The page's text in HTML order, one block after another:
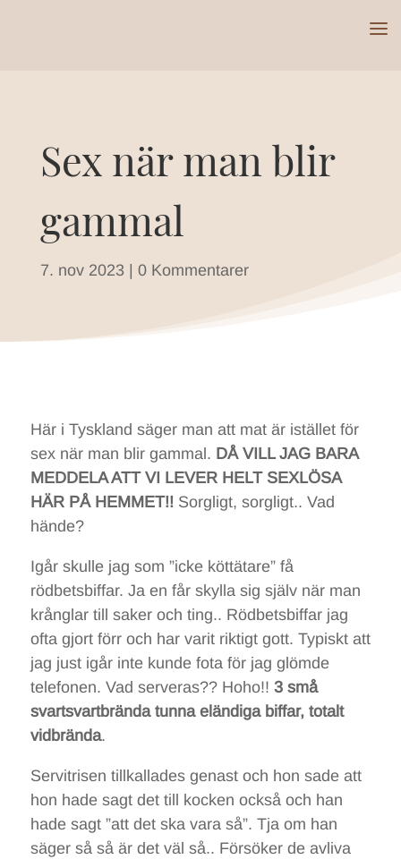
Sex när man blir
gammal
7. nov 2023| 0 Kommentarer
Här i Tyskland säger man att mat är istället för
sex när man blir gammal. DÅ VILL JAG BARA
MEDDELA ATT VI LEVER HELT SEXLÖSA
HÄR PÅ HEMMET!! Sorgligt, sorgligt.. Vad
hände?
Igår skulle jag som ”icke köttätare” få
rödbetsbiffar. Ja en får skylla sig själv när man
krånglar till saker och ting.. Rödbetsbiffar jag
ofta gjort förr och har varit riktigt gott. Typiskt att
jag just igår inte kunde fota för jag glömde
telefonen. Vad serveras?? Hoho!! 3 små
svartsvartbrända tunna eländiga biffar, totalt
vidbrända.
Servitrisen tillkallades genast och hon sade att
hon hade sagt det till kocken också och han
hade sagt ”att det ska vara så”. Tja om han
säger så så är det väl så.. Försöker de avliva